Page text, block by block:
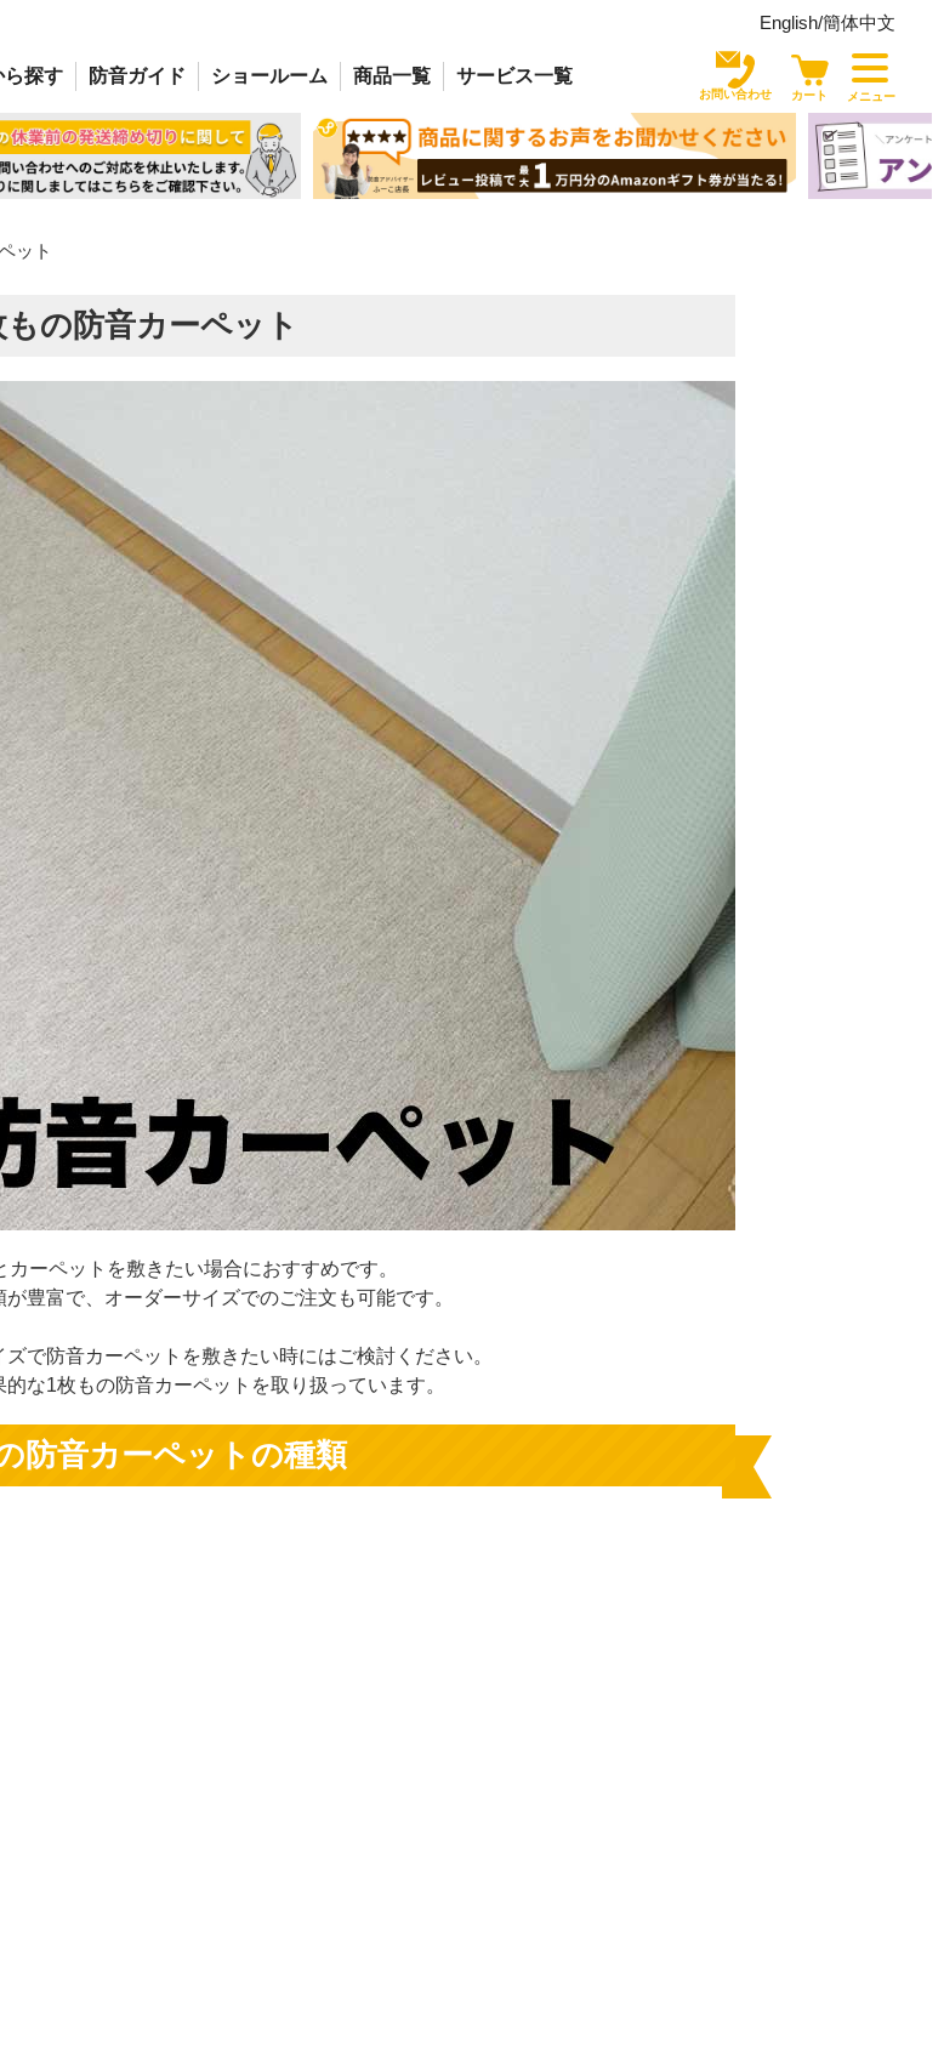
English/簡体中文
ら探す 防音ガイド ショールーム 商品一覧 サービス一覧
お問い合わせ カート メニュー
ット
もの防音カーペット
ーペットを敷きたい場合におすすめです。
豊富で、オーダーサイズでのご注文も可能です。
で防音カーペットを敷きたい時にはご検討ください。
な1枚もの防音カーペットを取り扱っています。
防音カーペットの種類